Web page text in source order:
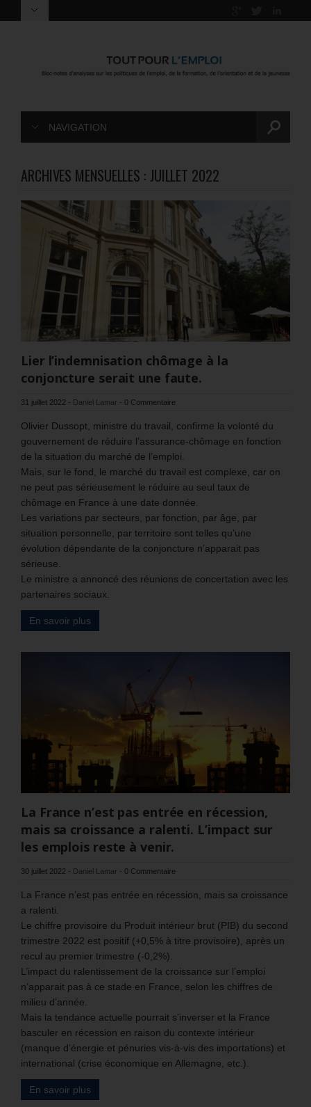
NAVIGATION
ARCHIVES MENSUELLES : JUILLET 2022
Lier l’indemnisation chômage à la
conjoncture serait une faute.
31 juillet 2022 - Daniel Lamar - 0 Commentaire
Olivier Dussopt, ministre du travail, confirme la volonté du
gouvernement de réduire l’assurance-chômage en fonction
de la situation du marché de l’emploi.
Mais, sur le fond, le marché du travail est complexe, car on
ne peut pas sérieusement le réduire au seul taux de
chômage en France à une date donnée.
Les variations par secteurs, par fonction, par âge, par
situation personnelle, par territoire sont telles qu’une
évolution dépendante de la conjoncture n’apparait pas
sérieuse.
Le ministre a annoncé des réunions de concertation avec les
partenaires sociaux.
En savoir plus
La France n’est pas entrée en récession,
mais sa croissance a ralenti. L’impact sur
les emplois reste à venir.
30 juillet 2022 - Daniel Lamar - 0 Commentaire
La France n’est pas entrée en récession, mais sa croissance
a ralenti.
Le chiffre provisoire du Produit intérieur brut (PIB) du second
trimestre 2022 est positif (+0,5% à titre provisoire), après un
recul au premier trimestre (-0,2%).
L’impact du ralentissement de la croissance sur l’emploi
n’apparait pas à ce stade en France, selon les chiffres de
milieu d’année.
Mais la tendance actuelle pourrait s’inverser et la France
basculer en récession en raison du contexte intérieur
(manque d’énergie et pénuries vis-à-vis des importations) et
international (crise économique en Allemagne, etc.).
En savoir plus